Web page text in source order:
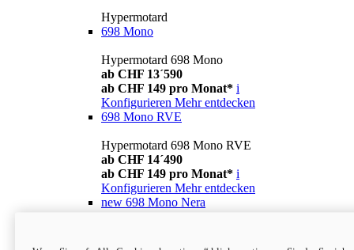
Hypermotard
698 Mono
Hypermotard 698 Mono
ab CHF 13´590
ab CHF 149 pro Monat* i
Konfigurieren Mehr entdecken
698 Mono RVE
Hypermotard 698 Mono RVE
ab CHF 14´490
ab CHF 149 pro Monat* i
Konfigurieren Mehr entdecken
new 698 Mono Nera
ab CHF 13´990